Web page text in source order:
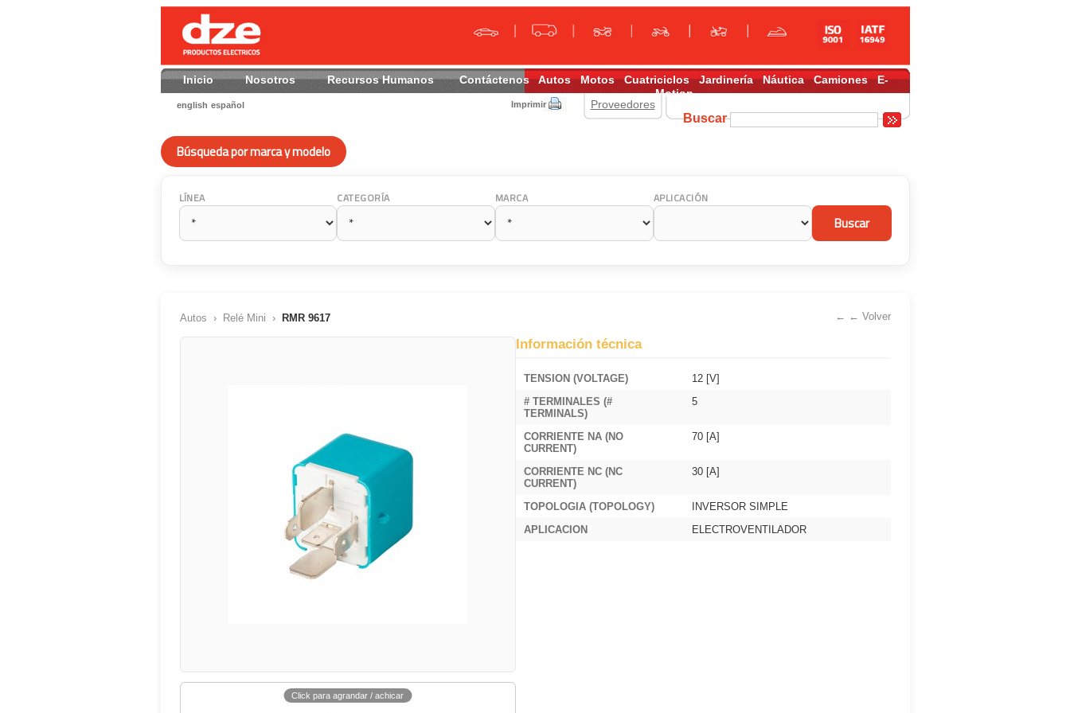
Inicio Nosotros Recursos Humanos Contáctenos Autos Motos Cuatriciclos Jardinería Náutica Camiones
E-
Motion
english español Imprimir Proveedores
Buscar
Búsqueda por marca y modelo
LÍNEA CATEGORÍA MARCA APLICACIÓN
Autos › Relé Mini › RMR 9617 ← ← Volver
Click para agrandar / achicar
Información técnica
TENSION (VOLTAGE)
12 [V]
# TERMINALES (#
TERMINALS)
5
CORRIENTE NA (NO
CURRENT)
70 [A]
CORRIENTE NC (NC
CURRENT)
30 [A]
TOPOLOGIA (TOPOLOGY)
INVERSOR SIMPLE
APLICACION
ELECTROVENTILADOR